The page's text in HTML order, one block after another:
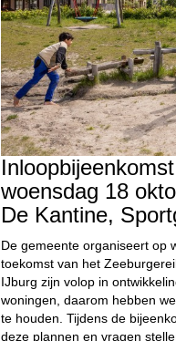
woensdag 18
De Kantine,
De gemeente organiseert op
toekomst van het
IJburg zijn volop in
woningen, daarom hebben
te houden. Tijdens de
deze plannen en vragen